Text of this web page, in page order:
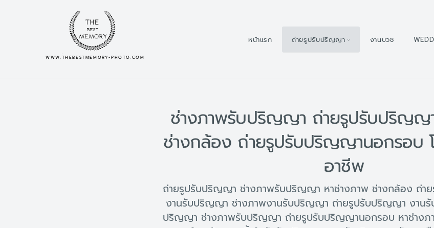
WWW.THEBESTMEMORY-PHOTO.COM
หน้าแรก ถ่ายรูปรับปริญญา งานบวช
ช่างภาพรับปริญญา ถ่ายรูปรับปริญญ
ช่างกล้อง ถ่ายรูปรับปริญญานอกรอบ
อาชีพ
ถ่ายรูปรับปริญญา ช่างภาพรับปริญญา หาช่างภาพ ช่างกล้อง ถ่า
งานรับปริญญา ช่างภาพงานรับปริญญา ถ่ายรูปรับปริญญา งาน
ปริญญา ช่างภาพรับปริญญา ถ่ายรูปรับปริญญานอกรอบ หาช่าง